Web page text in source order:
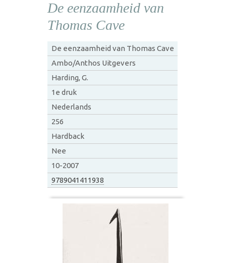
De eenzaamheid van
Thomas Cave
De eenzaamheid van Thomas Cave
Ambo/Anthos Uitgevers
Harding, G.
1e druk
Nederlands
256
Hardback
Nee
10-2007
9789041411938